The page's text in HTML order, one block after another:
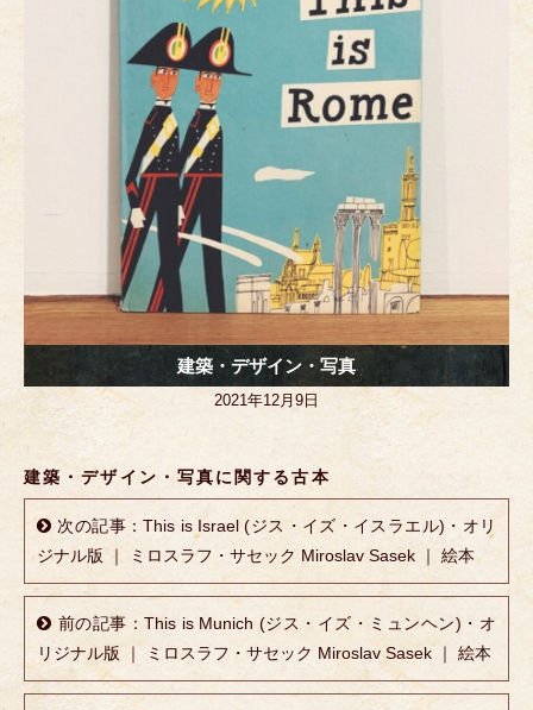
建築・デザイン・写真
2021年12月9日
建築・デザイン・写真に関する古本
次の記事：This is Israel (ジス・イズ・イスラエル)・オリ
ジナル版 ｜ ミロスラフ・サセック Miroslav Sasek ｜ 絵本
前の記事：This is Munich (ジス・イズ・ミュンヘン)・オ
リジナル版 ｜ ミロスラフ・サセック Miroslav Sasek ｜ 絵本